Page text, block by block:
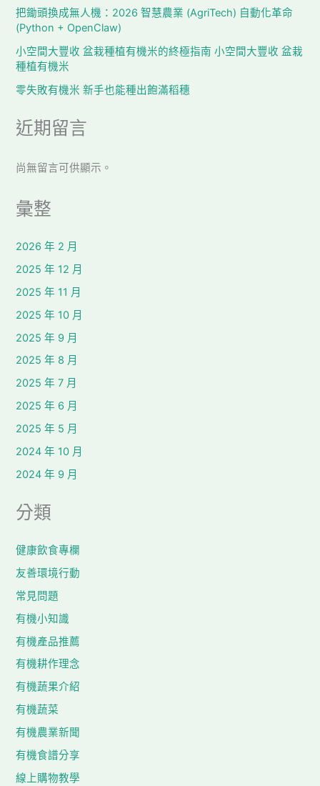
把鋤頭換成無人機：2026 智慧農業 (AgriTech) 自動化革命
(Python + OpenClaw)
小空間大豐收 盆栽種植有機米的終極指南 小空間大豐收 盆栽
種植有機米
零失敗有機米 新手也能種出飽滿稻穗
近期留言
尚無留言可供顯示。
彙整
2026 年 2 月
2025 年 12 月
2025 年 11 月
2025 年 10 月
2025 年 9 月
2025 年 8 月
2025 年 7 月
2025 年 6 月
2025 年 5 月
2024 年 10 月
2024 年 9 月
分類
健康飲食專欄
友善環境行動
常見問題
有機小知識
有機產品推薦
有機耕作理念
有機蔬果介紹
有機蔬菜
有機農業新聞
有機食譜分享
線上購物教學